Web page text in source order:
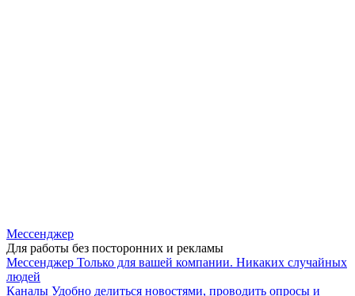
Мессенджер
Для работы без посторонних и рекламы
Мессенджер Только для вашей компании. Никаких случайных
людей
Каналы Удобно делиться новостями, проводить опросы и